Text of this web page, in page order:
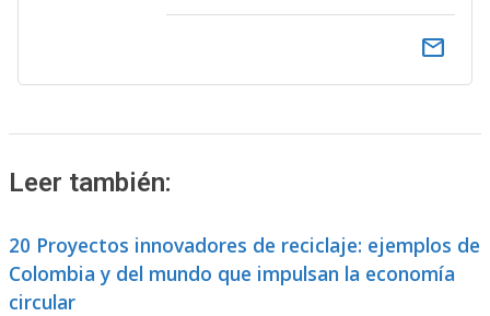
email
Leer también:
20 Proyectos innovadores de reciclaje: ejemplos de
Colombia y del mundo que impulsan la economía
circular